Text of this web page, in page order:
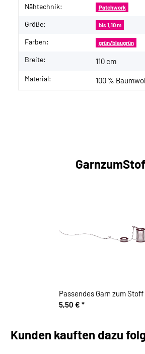
Nähtechnik: Patchwork
Größe: bis 1,10 m
Farben: grün/blaugrün
Breite: 110 cm
Material: 100 %
Passendes Garn zum Stoff
5,50 € *
Kunden kauften dazu